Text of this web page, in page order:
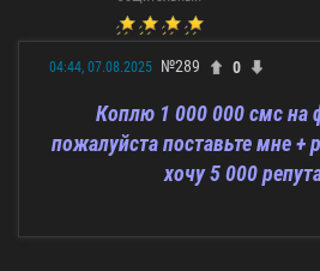
04:44, 07.08.2025 №289 0
Коплю 1 000 000 смс на
пожалуйста поставьте мне +
хочу 5 000